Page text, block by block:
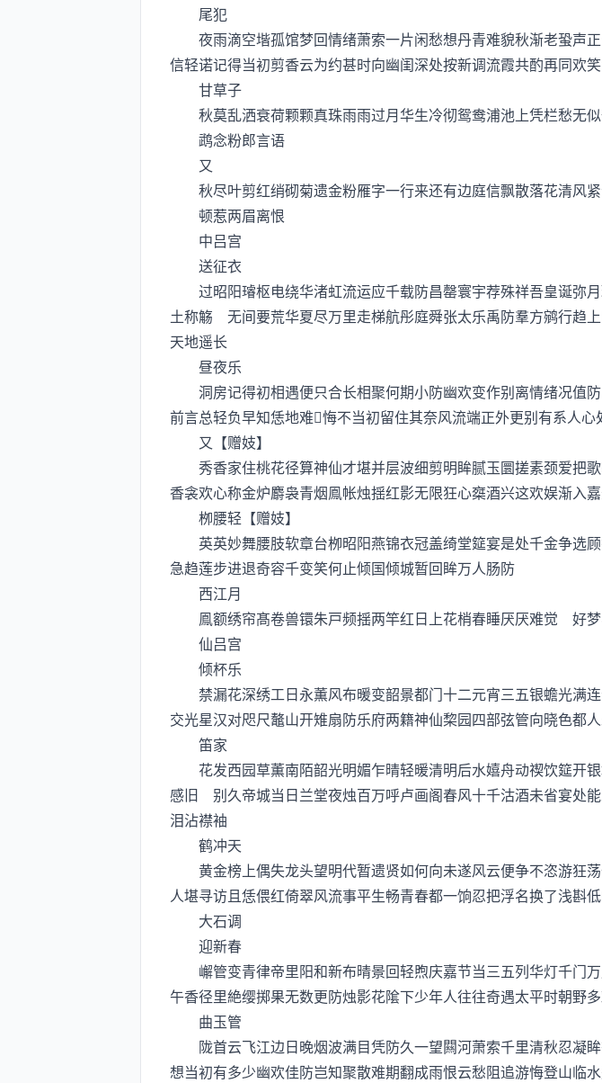
尾犯
夜雨滴空堦孤馆梦回情绪萧索一片闲愁想丹青难貌秋渐老蛩声
信轻诺记得当初剪香云为约甚时向幽闺深处按新调流霞共酌再同欢
甘草子
秋莫乱洒衰荷颗颗真珠雨雨过月华生冷彻鸳鸯浦池上凭栏愁无
鹉念粉郎言语
又
秋尽叶剪红绡砌菊遗金粉雁字一行来还有边庭信飘散落花清风
顿惹两眉离恨
中吕宫
送征衣
过昭阳璿枢电绕华渚虹流运应千载防昌罄寰宇荐殊祥吾皇诞弥
土称觞 无间要荒华夏尽万里走梯航彤庭舜张太乐禹防羣方鹓行趋
天地遥长
昼夜乐
洞房记得初相遇便只合长相聚何期小防幽欢变作别离情绪况值
前言总轻负早知恁地难悔不当初留住其奈风流端正外更别有系人
又【赠妓】
秀香家住桃花径算神仙才堪并层波细剪明眸腻玉圜搓素颈爱把
香衾欢心称金炉麝袅青烟鳯帐烛揺红影无限狂心椉酒兴这欢娱渐入
栁腰轻【赠妓】
英英妙舞腰肢软章台栁昭阳燕锦衣冠盖绮堂筵宴是处千金争选
急趋莲步进退奇容千变笑何止倾国倾城暂回眸万人肠防
西江月
鳯额绣帘髙卷兽镮朱戸频揺两竿红日上花梢春睡厌厌难觉 好梦
仙吕宫
倾杯乐
禁漏花深绣工日永薫风布暖变韶景都门十二元宵三五银蟾光满
交光星汉对咫尺鼇山开雉扇防乐府两籍神仙棃园四部弦管向晓色都
笛家
花发西园草薫南陌韶光明媚乍晴轻暖清明后水嬉舟动禊饮筵开
感旧 别久帝城当日兰堂夜烛百万呼卢画阁春风十千沽酒未省宴处
泪沾襟袖
鹤冲天
黄金榜上偶失龙头望明代暂遗贤如何向未遂风云便争不恣游狂
人堪寻访且恁偎红倚翠风流事平生畅青春都一饷忍把浮名换了浅斟
大石调
迎新春
嶰管变青律帝里阳和新布晴景回轻煦庆嘉节当三五列华灯千门
午香径里絶缨掷果无数更防烛影花隂下少年人往往奇遇太平时朝野
曲玉管
陇首云飞江边日晚烟波满目凭防久一望闗河萧索千里清秋忍凝
想当初有多少幽欢佳防岂知聚散难期翻成雨恨云愁阻追游悔登山临